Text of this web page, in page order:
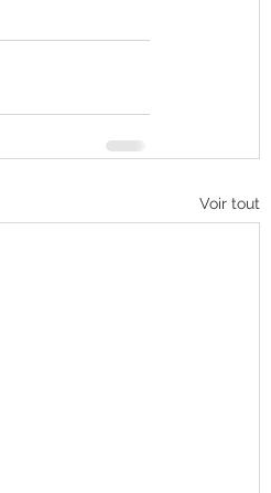
Voir tout